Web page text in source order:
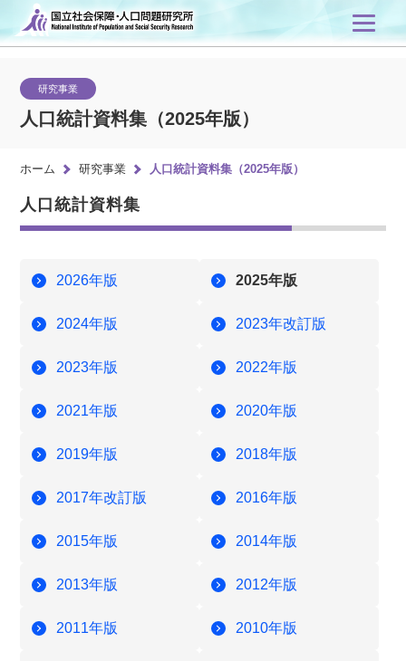
研究事業
人口統計資料集（2025年版）
ホーム 研究事業 人口統計資料集（2025年版）
人口統計資料集
2026年版 2025年版
2024年版 2023年改訂版
2023年版 2022年版
2021年版 2020年版
2019年版 2018年版
2017年改訂版 2016年版
2015年版 2014年版
2013年版 2012年版
2011年版 2010年版